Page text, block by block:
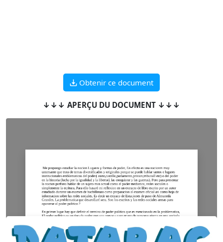
Obtenir ce document
↓↓↓ APERÇU DU DOCUMENT ↓↓↓